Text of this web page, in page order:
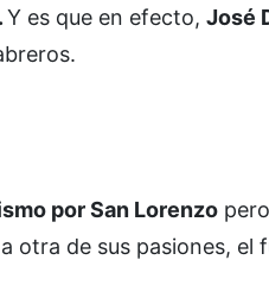
Y es que en efecto, José
por San Lorenzo
otra de sus pasiones, el